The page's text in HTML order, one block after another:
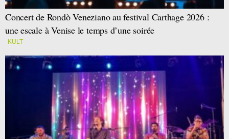
Concert de Rondò Veneziano au festival Carthage 2026 :
une escale à Venise le temps d’une soirée
KULT